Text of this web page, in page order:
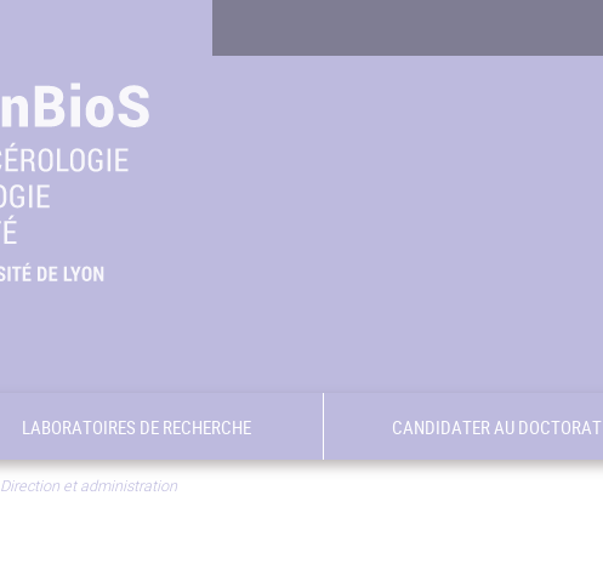
LABORATOIRES DE RECHERCHE CANDIDATER AU DOCTORAT
Direction et administration